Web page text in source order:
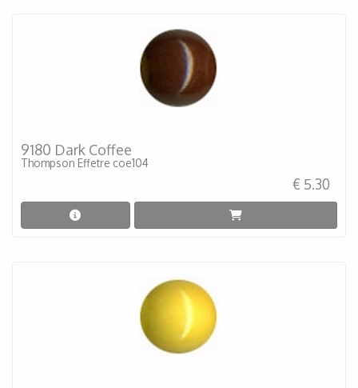
9180 Dark Coffee
Thompson Effetre coe104
€ 5.30